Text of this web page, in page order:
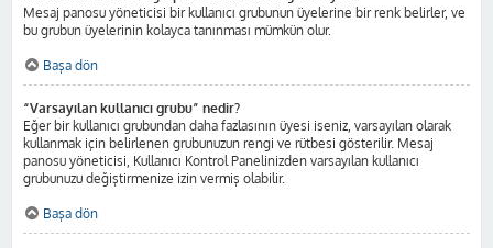
Mesaj panosu yöneticisi bir kullanıcı grubunun üyelerine bir renk belirler, ve
bu grubun üyelerinin kolayca tanınması mümkün olur.
Başa dön
“Varsayılan kullanıcı grubu” nedir?
Eğer bir kullanıcı grubundan daha fazlasının üyesi iseniz, varsayılan olarak
kullanmak için belirlenen grubunuzun rengi ve rütbesi gösterilir. Mesaj
panosu yöneticisi, Kullanıcı Kontrol Panelinizden varsayılan kullanıcı
grubunuzu değiştirmenize izin vermiş olabilir.
Başa dön